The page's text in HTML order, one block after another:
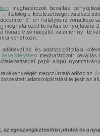
meghatározott bevallás
illetőleg e kötelezettséget választó
31-én hatályos rá vonatkozó
meghatározott bevallás benyújtására
hónap első napjától valamennyi
vonatkozik.
és adatszolgáltatási
meghatározott
papír alapú
megszüntető adózó az
adatszolgáltatást teljesít az
az egészségbiztosítási járulék és a